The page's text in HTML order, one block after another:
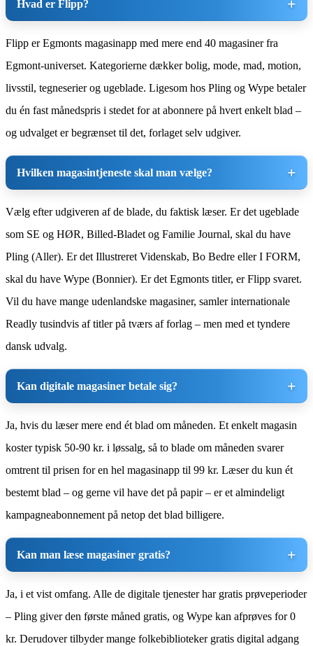
Hvad er Flipp?
Flipp er Egmonts magasinapp med mere end 40 magasiner fra
Egmont-universet. Kategorierne dækker bolig, mode, mad, motion,
livsstil, tegneserier og ugeblade. Ligesom hos Pling og Wype betaler
du én fast månedspris i stedet for at abonnere på hvert enkelt blad –
og udvalget er begrænset til det, forlaget selv udgiver.
Hvilken magasintjeneste skal man vælge?
Vælg efter udgiveren af de blade, du faktisk læser. Er det ugeblade
som SE og HØR, Billed-Bladet og Familie Journal, skal du have
Pling (Aller). Er det Illustreret Videnskab, Bo Bedre eller I FORM,
skal du have Wype (Bonnier). Er det Egmonts titler, er Flipp svaret.
Vil du have mange udenlandske magasiner, samler internationale
Readly tusindvis af titler på tværs af forlag – men med et tyndere
dansk udvalg.
Kan digitale magasiner betale sig?
Ja, hvis du læser mere end ét blad om måneden. Et enkelt magasin
koster typisk 50-90 kr. i løssalg, så to blade om måneden svarer
omtrent til prisen for en hel magasinapp til 99 kr. Læser du kun ét
bestemt blad – og gerne vil have det på papir – er et almindeligt
kampagneabonnement på netop det blad billigere.
Kan man læse magasiner gratis?
Ja, i et vist omfang. Alle de digitale tjenester har gratis prøveperioder
– Pling giver den første måned gratis, og Wype kan afprøves for 0
kr. Derudover tilbyder mange folkebiblioteker gratis digital adgang